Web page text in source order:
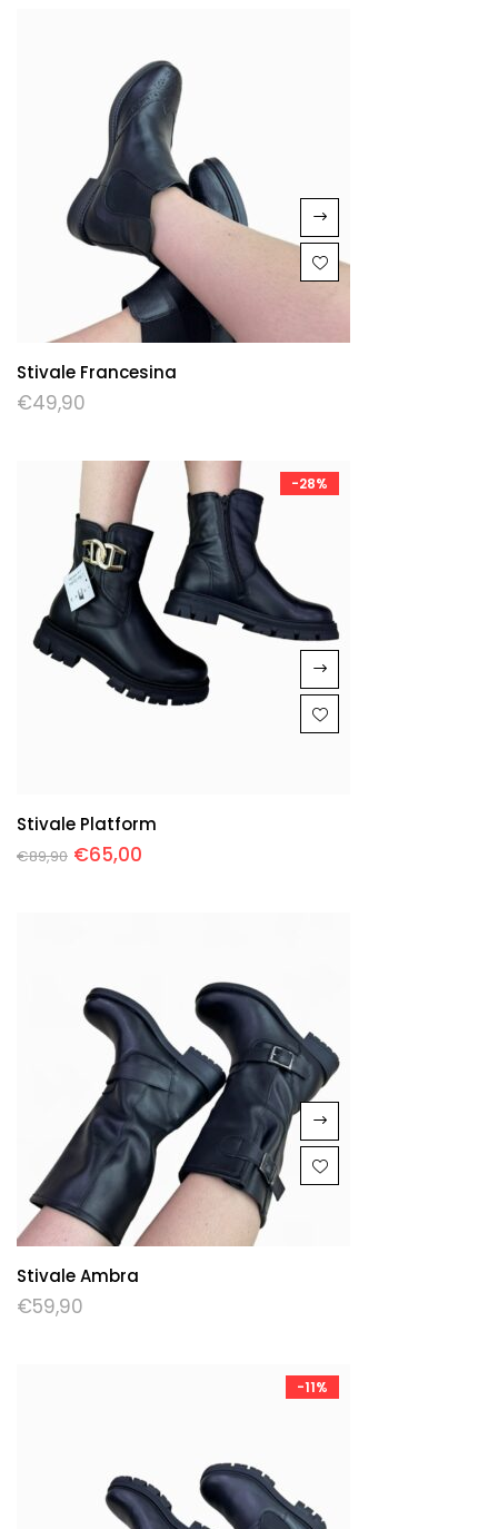
Stivale Francesina
€49,90
-28%
Stivale Platform
€89,90 €65,00
Stivale Ambra
€59,90
-11%